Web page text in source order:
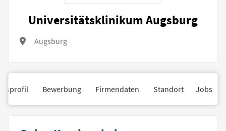
Universitätsklinikum Augsburg
Augsburg
Bewerbung Firmendaten Standort Jobs